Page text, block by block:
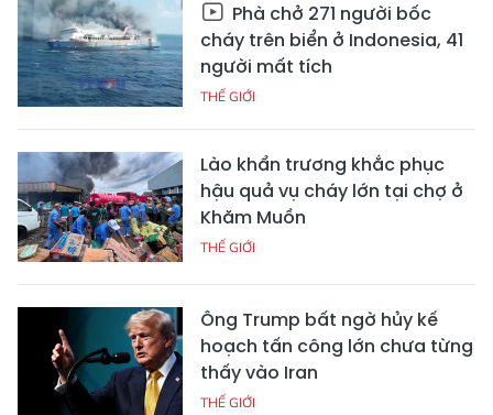
Phà chở 271 người bốc
cháy trên biển ở Indonesia, 41
người mất tích
THẾ GIỚI
Lào khẩn trương khắc phục
hậu quả vụ cháy lớn tại chợ ở
Khăm Muồn
THẾ GIỚI
Ông Trump bất ngờ hủy kế
hoạch tấn công lớn chưa từng
thấy vào Iran
THẾ GIỚI